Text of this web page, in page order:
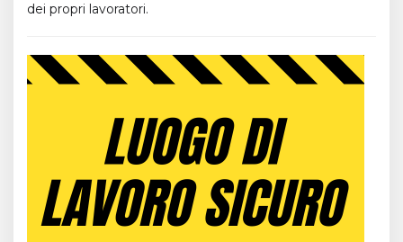
dei propri lavoratori.